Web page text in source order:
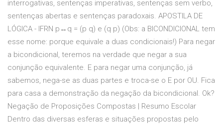
interrogativas, sentenças imperativas, sentenças sem verbo,
sentenças abertas e sentenças paradoxais. APOSTILA DE
LÓGICA - IFRN p↔q = (p q) e (q p) (Obs: a BICONDICIONAL tem
esse nome: porque equivale a duas condicionais!) Para negar
a bicondicional, teremos na verdade que negar a sua
conjunção equivalente. E para negar uma conjunção, já
sabemos, nega-se as duas partes e troca-se o E por OU. Fica
para casa a demonstração da negação da bicondicional. Ok?
Negação de Proposições Compostas | Resumo Escolar
Dentro das diversas esferas e situações propostas pelo